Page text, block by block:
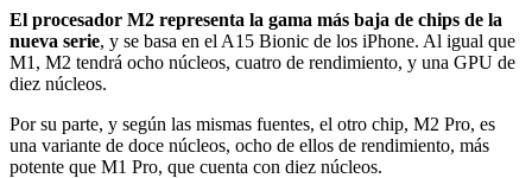
El procesador M2 representa la gama más baja de chips de la
nueva serie, y se basa en el A15 Bionic de los iPhone. Al igual que
M1, M2 tendrá ocho núcleos, cuatro de rendimiento, y una GPU de
diez núcleos.
Por su parte, y según las mismas fuentes, el otro chip, M2 Pro, es
una variante de doce núcleos, ocho de ellos de rendimiento, más
potente que M1 Pro, que cuenta con diez núcleos.